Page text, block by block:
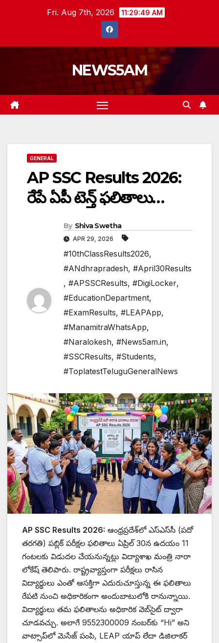
Fri. Aug 7th, 2026 11:29:50 AM
NEWS5AM
GENERAL
AP SSC Results 2026:
రేపే ఏపీ టెన్త్‌ ఫలితాలు…
By Shiva Swetha
APR 29, 2026
#10thClassResults2026,
#ANdhrapradesh, #April30Results
, #APSSCResults, #DigiLocker,
#EducationDepartment,
#ExamResults, #LEAPApp,
#ManamitraWhatsApp,
#Naralokesh, #News5am.in,
#SSCResults, #Students,
#ToplatestTeluguGeneralNews
AP SSC Results 2026: ఆంధ్రప్రదేశ్‌లో ఎస్‌ఎస్‌సీ (పదో
తరగతి) పబ్లిక్ పరీక్షల ఫలితాలు ఏప్రిల్ 30న ఉదయం 11
గంటలకు విడుదల చేయనున్నట్లు విద్యాశాఖ మంత్రి నారా
లోకేష్ తెలిపారు. రాష్ట్రవ్యాప్తంగా పరీక్షలు రాసిన
విద్యార్థులు ఎంతో ఆసక్తిగా ఎదురుచూస్తున్న ఈ ఫలితాలు
రేపటి నుంచి అధికారికంగా అందుబాటులోకి రానున్నాయి.
విద్యార్థులు తమ ఫలితాలను అధికారిక వెబ్‌సైట్ ద్వారా
చూడవచ్చు. అలాగే 9552300009 నంబర్‌కు “Hi” అని
వాట్సాప్‌లో మెసేజ్ పంపి, LEAP యాప్ లేదా డిజిలాకర్